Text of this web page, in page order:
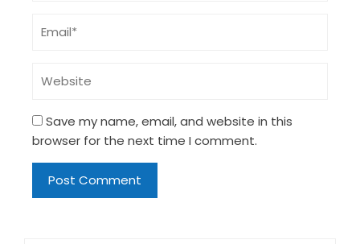
Save my name, email, and website in this
browser for the next time I comment.